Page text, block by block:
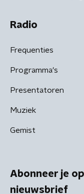
Radio
Frequenties
Programma's
Presentatoren
Muziek
Gemist
Abonneer je
nieuwsbrief